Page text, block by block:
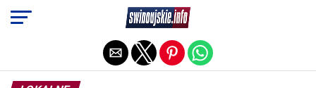
Exit mobile version